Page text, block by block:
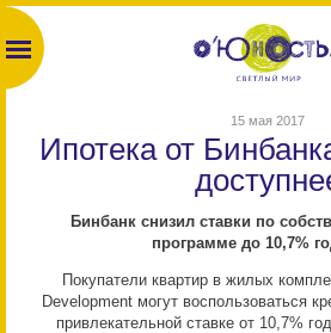
15 мая 2017
Ипотека от
Бинбанк снизил ставки по
программе до 10,7%
Покупатели квартир в жилых
Development могут воспользоваться
привлекательной ставке от 10,7%